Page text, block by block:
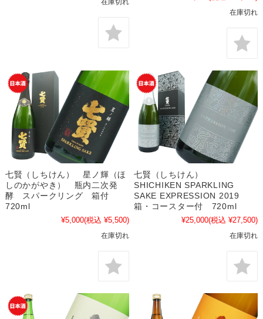
在庫切れ
在庫切れ
七賢（しちけん） 星ノ輝（ほ
しのかがやき） 瓶内二次発
酵 スパークリング 箱付
720ml
¥5,000(税込 ¥5,500)
在庫切れ
七賢（しちけん）
SHICHIKEN SPARKLING
SAKE EXPRESSION 2019
箱・コースター付 720ml
¥25,000(税込 ¥27,500)
在庫切れ